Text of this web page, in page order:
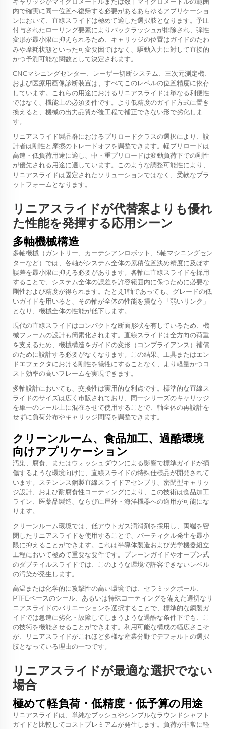
内で確実に同一位置へ復帰する必要があるあらゆるアプリケーショ
ンにおいて、直線スライドは極めて適した選択肢となります。予圧
付与されたローリング要素によりバックラッシュが排除され、弾性
変形が最小限に抑えられるため、キャリッジの位置はガイドのたわ
みや摩耗状態といった可変要因ではなく、駆動入力に対して直接的
かつ予測可能な関数として決定されます。
CNCマシニングセンター、レーザー切断システム、三次元測定機、
および医療用画像診断装置は、すべてこのレベルの位置精度に依存
しています。これらの用途におけるリニアスライドは単なる利便性
ではなく、機能上の必須要件です。より低精度のガイド方式に置き
換えると、機械の出力品質が後工程で補正できない形で劣化しま
す。
リニアスライド製品群におけるプリロードクラスの選択により、設
計者は剛性と摩擦のトレードオフを調整できます。軽プリロードは
高速・低負荷用途に適し、中・重プリロードは変動負荷下での剛性
が優先される用途に適しています。このような調整可能性により、
リニアスライドは固定されたソリューションではなく、柔軟なプラ
ットフォームとなります。
リニアスライドが代替案よりも優れ
た性能を発揮する応用シーン
多軸機械構造
多軸機械（ガントリー、カーテシアンロボット、5軸マシニングセン
ターなど）では、各軸がシステム全体の累積位置決め精度に及ぼす
誤差を最小限に抑える必要があります。各軸に直線スライドを採用
することで、システム全体の誤差を許容範囲内に保つために必要な
剛性および精度が得られます。たとえ1軸であっても、グレードの低
いガイドを用いると、その軸が全体の性能を損なう「弱いリンク」
となり、機械全体の性能が低下します。
現代の直線スライドはコンパクトな断面形状を有しているため、機
械フレームの設計も簡素化されます。直線スライドは全方向の荷重
を支えるため、機械構造をガイドの変形（コンプライアンス）補償
のために設計する必要がなくなります。この結果、工具またはエン
ドエフェクタにおける剛性を犠牲にすることなく、より軽量かつコ
スト効率の高いフレームを実現できます。
多軸設計においても、交換性は実用的な利点です。標準的な直線ス
ライドのサイズは広く市販されており、同一シリーズのキャリッジ
を単一のレール上に混在させて使用することで、軸全体の再設計を
せずに負荷分布やキャリッジ間隔を調整できます。
クリーンルーム、食品加工、過酷環境
向けアプリケーション
汚染、腐食、またはウォッシュダウンによる影響で標準ガイドが損
傷するような環境向けに、直線スライドの特殊仕様品が開発されて
います。ステンレス鋼製直線スライドアセンブリ、密閉型キャリッ
ジ設計、および耐腐食性コーティングにより、この技術は食品加工
ライン、医薬品製造、ならびに屋外・海洋機器への適用が可能にな
ります。
クリーンルーム環境では、低アウトガス潤滑剤を採用し、両端を密
閉したリニアスライドを使用することで、パーティクル発生を最小
限に抑えることができます。これは半導体製造および光学機器組立
工程において極めて重要な要件です。プレーンガイドやオープン式
のダブテイルスライドでは、このような環境で許容できないレベル
の汚染が発生します。
高温または化学的に攻撃性の高い環境では、セラミックボール、
PTFEベースのシール、あるいは特殊コーティングを備えた適切なリ
ニアスライドのバリエーションを選択することで、標準的な鋼製ガ
イドでは急速に劣化・故障してしまうような過酷な条件下でも、こ
の技術を機能させることができます。利用可能な構成の幅広さこそ
が、リニアスライドがこれほど多様な産業分野でデフォルトの選択
肢となっている理由の一つです。
リニアスライドが最適な選択でない
場合
極めて軽負荷・低精度・低予算の用途
リニアスライドは、単純なブッシュやシンプルなラウンドシャフト
ガイドと比較してコストプレミアムが発生します。負荷が非常に軽